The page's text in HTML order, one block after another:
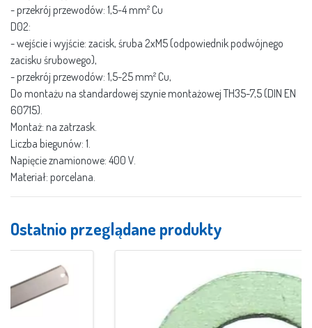
- przekrój przewodów: 1,5-4 mm² Cu
D02:
- wejście i wyjście: zacisk, śruba 2xM5 (odpowiednik podwójnego
zacisku śrubowego),
- przekrój przewodów: 1,5-25 mm² Cu,
Do montażu na standardowej szynie montażowej TH35-7,5 (DIN EN
60715).
Montaż: na zatrzask.
Liczba biegunów: 1.
Napięcie znamionowe: 400 V.
Materiał: porcelana.
Ostatnio przeglądane produkty